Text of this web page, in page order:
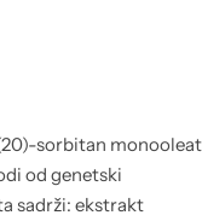
sorbitan monooleat
od genetski
sadrži: ekstrakt